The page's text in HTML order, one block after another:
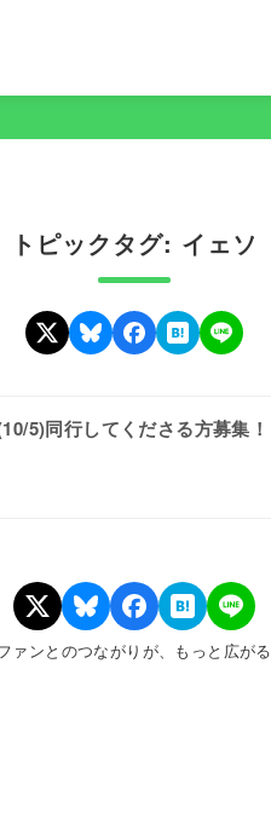
トピックタグ: イェソ
5)同行してくださる方募集！
ァンとのつながりが、もっと広がる